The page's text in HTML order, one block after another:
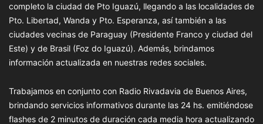
completo la ciudad de Pto Iguazú, llegando a las localidades de
Pto. Libertad, Wanda y Pto. Esperanza, así también a las
ciudades vecinas de Paraguay (Presidente Franco y ciudad del
Este) y de Brasil (Foz do Iguazú). Además, brindamos
información actualizada en nuestras redes sociales.
Trabajamos en conjunto con Radio Rivadavia de Buenos Aires,
brindando servicios informativos durante las 24 hs. emitiéndose
flashes de 2 minutos de duración cada media hora actualizando